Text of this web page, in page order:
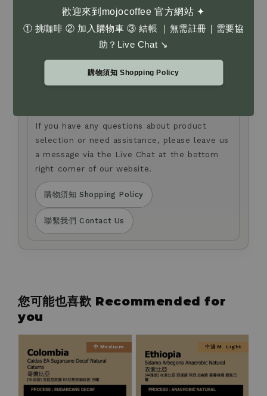
歡迎來到mojocoffee 官方網站 ✦
① 挑咖啡 ② 加入購物車 ③ 結帳 ｜無需註冊｜需要協
助？Live Chat ↘
購物須知 Shopping Policy
了解更多 Learn More
Anti-fraud Notice
我們不會以電話或簡訊方式通知您變更付款方式。
如您對商品選購，或有任何疑問，歡迎透過官網右下角
Live Chat 留言與我們聯繫。
If you have any questions about product
selection or need assistance, please leave us
a message via the Live Chat at the bottom
right corner of our website.
購物須知 Shopping Policy
聯繫我們 Contact Us
您可能也喜歡 Recommended for
you
中 Medium 中淺 M. Light